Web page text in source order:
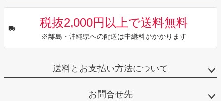
税抜2,000円以上で送料無料
※離島・沖縄県への配送は中継料がかかります
送料とお支払い方法について
お問合せ先